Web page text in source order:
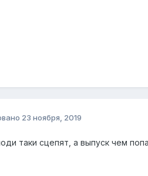
23 ноября, 2019
таки сцепят, а выпуск чем